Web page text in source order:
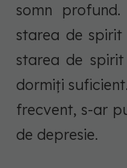
somn
starea de
starea de
dormiți
frecvent, s-ar
de depresie.